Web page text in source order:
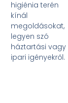
higiénia terén
kínál
megoldásokat,
legyen szó
háztartási vagy
ipari igényekről.